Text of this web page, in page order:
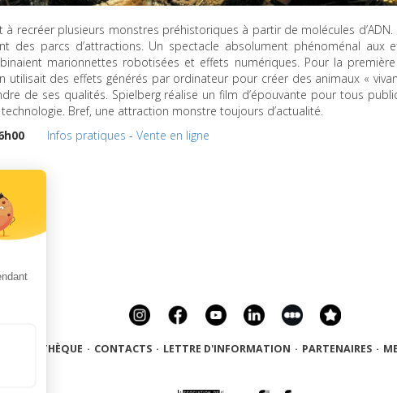
à recréer plusieurs monstres préhistoriques à partir de molécules d’ADN.
des parcs d’attractions. Un spectacle absolument phénoménal aux
marionnettes robotisées et effets numériques. Pour la
utilisait des effets générés par ordinateur pour créer des animaux «
de ses qualités. Spielberg réalise un film d’épouvante pour tous
Bref, une attraction monstre toujours d’actualité.
Infos pratiques - Vente en ligne
CINÉMATHÈQUE · CONTACTS · LETTRE D'INFORMATION · PARTENAIRES ·